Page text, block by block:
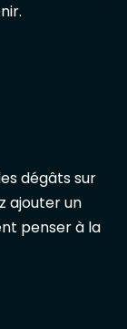
dégâts sur
ajouter un
penser à la